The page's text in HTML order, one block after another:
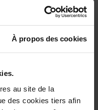
À propos des cookies
au site de la
des cookies tiers afin
juin 2026 la première